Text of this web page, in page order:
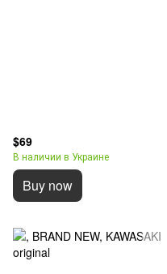
$69
В наличии в Украине
Buy now